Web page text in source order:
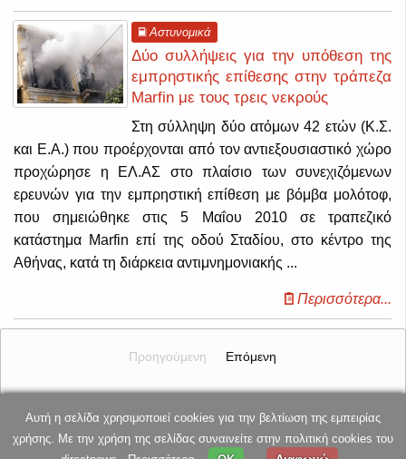
Αστυνομικά
Δύο συλλήψεις για την υπόθεση της
εμπρηστικής επίθεσης στην τράπεζα
Marfin με τους τρεις νεκρούς
Στη σύλληψη δύο ατόμων 42 ετών (Κ.Σ.
και Ε.Α.) που προέρχονται από τον αντιεξουσιαστικό χώρο
προχώρησε η ΕΛ.ΑΣ στο πλαίσιο των συνεχιζόμενων
ερευνών για την εμπρηστική επίθεση με βόμβα μολότοφ,
που σημειώθηκε στις 5 Μαΐου 2010 σε τραπεζικό
κατάστημα Marfin επί της οδού Σταδίου, στο κέντρο της
Αθήνας, κατά τη διάρκεια αντιμνημονιακής ...
Περισσότερα...
Προηγούμενη Επόμενη
E-mail επικοινωνίας: dnews@directnews.gr
Αυτή η σελίδα χρησιμοποιεί cookies για την βελτίωση της εμπειρίας
χρήσης. Με την χρήση της σελίδας συναινείτε στην πολιτική cookies του